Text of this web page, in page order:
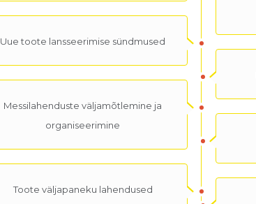
Uue toote lansseerimise sündmused
Messilahenduste väljamõtlemine ja
organiseerimine
Toote väljapaneku lahendused